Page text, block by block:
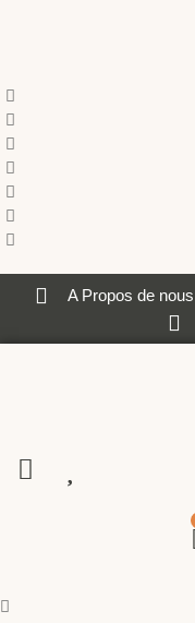
A Propos de nous